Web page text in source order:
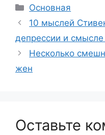
Рубрики
Основная
10 мыслей
депрессии и
Несколько
жен
Оставьте